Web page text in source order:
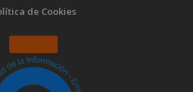
de Cookies